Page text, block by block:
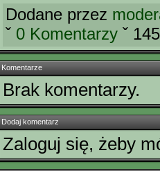
Dodane przez
ˇ 0 Komentarzy ˇ
Komentarze
Brak komentarzy.
Dodaj komentarz
Zaloguj się, żeby